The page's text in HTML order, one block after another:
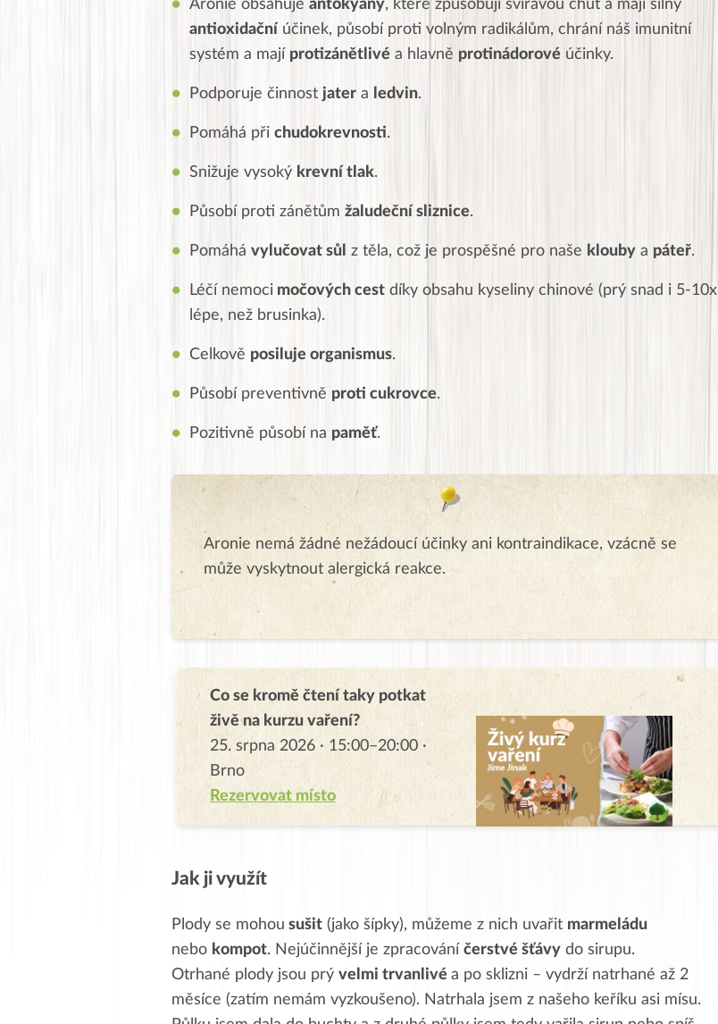
Aronie obsahuje antokyany, které způsobují svíravou chuť a mají silný
antioxidační účinek, působí proti volným radikálům, chrání náš imunitní
systém a mají protizánětlivé a hlavně protinádorové účinky.
Podporuje činnost jater a ledvin.
Pomáhá při chudokrevnosti.
Snižuje vysoký krevní tlak.
Působí proti zánětům žaludeční sliznice.
Pomáhá vylučovat sůl z těla, což je prospěšné pro naše klouby a páteř.
Léčí nemoci močových cest díky obsahu kyseliny chinové (prý snad i 5-10x
lépe, než brusinka).
Celkově posiluje organismus.
Působí preventivně proti cukrovce.
Pozitivně působí na paměť.
Aronie nemá žádné nežádoucí účinky ani kontraindikace, vzácně se
může vyskytnout alergická reakce.
Co se kromě čtení taky potkat
živě na kurzu vaření?
25. srpna 2026 · 15:00–20:00 ·
Brno
Rezervovat místo
Jak ji využít
Plody se mohou sušit (jako šípky), můžeme z nich uvařit marmeládu
nebo kompot. Nejúčinnější je zpracování čerstvé šťávy do sirupu.
Otrhané plody jsou prý velmi trvanlivé a po sklizni – vydrží natrhané až 2
měsíce (zatím nemám vyzkoušeno). Natrhala jsem z našeho keříku asi mísu.